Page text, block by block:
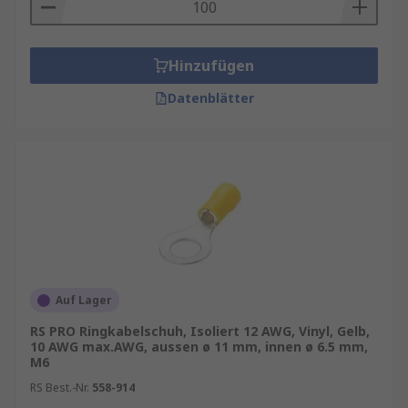
Bedarf wieGabelkabelschuheoder generell
Anwendung Kabelschuhe
Arten von Ringkabelschuhen
Vielzahl von Ringgrößen und Drahtgrößen. CSA
Leitergröße) der Litze ist die wichtigste
Kenngröße. Die Größe der Litze muss
angemessen der Stromstärke angepasst werden.
Hinzufügen
Datenblätter
Auf Lager
RS PRO Ringkabelschuh, Isoliert 12 AWG, Vinyl, Gelb,
10 AWG max.AWG, aussen ø 11 mm, innen ø 6.5 mm,
M6
RS Best.-Nr. 558-914